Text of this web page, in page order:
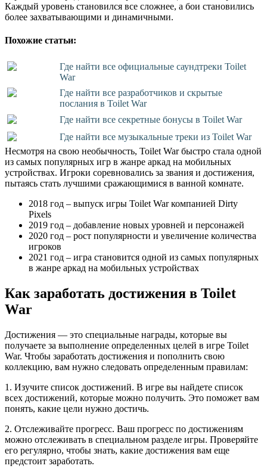
Каждый уровень становился все сложнее, а бои становились
более захватывающими и динамичными.
Похожие статьи:
Где найти все официальные саундтреки Toilet
War
Где найти все разработчиков и скрытые
послания в Toilet War
Где найти все секретные бонусы в Toilet War
Где найти все музыкальные треки из Toilet War
Несмотря на свою необычность, Toilet War быстро стала одной
из самых популярных игр в жанре аркад на мобильных
устройствах. Игроки соревновались за звания и достижения,
пытаясь стать лучшими сражающимися в ванной комнате.
2018 год – выпуск игры Toilet War компанией Dirty
Pixels
2019 год – добавление новых уровней и персонажей
2020 год – рост популярности и увеличение количества
игроков
2021 год – игра становится одной из самых популярных
в жанре аркад на мобильных устройствах
Как заработать достижения в Toilet
War
Достижения — это специальные награды, которые вы
получаете за выполнение определенных целей в игре Toilet
War. Чтобы заработать достижения и пополнить свою
коллекцию, вам нужно следовать определенным правилам:
1. Изучите список достижений. В игре вы найдете список
всех достижений, которые можно получить. Это поможет вам
понять, какие цели нужно достичь.
2. Отслеживайте прогресс. Ваш прогресс по достижениям
можно отслеживать в специальном разделе игры. Проверяйте
его регулярно, чтобы знать, какие достижения вам еще
предстоит заработать.